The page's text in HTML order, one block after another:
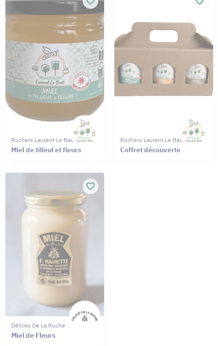
Ruchers Laurent Le Bail
Miel de tilleul et fleurs
Ruchers Laurent Le Bail
Coffret découverte
Délices De La Ruche
Miel de Fleurs